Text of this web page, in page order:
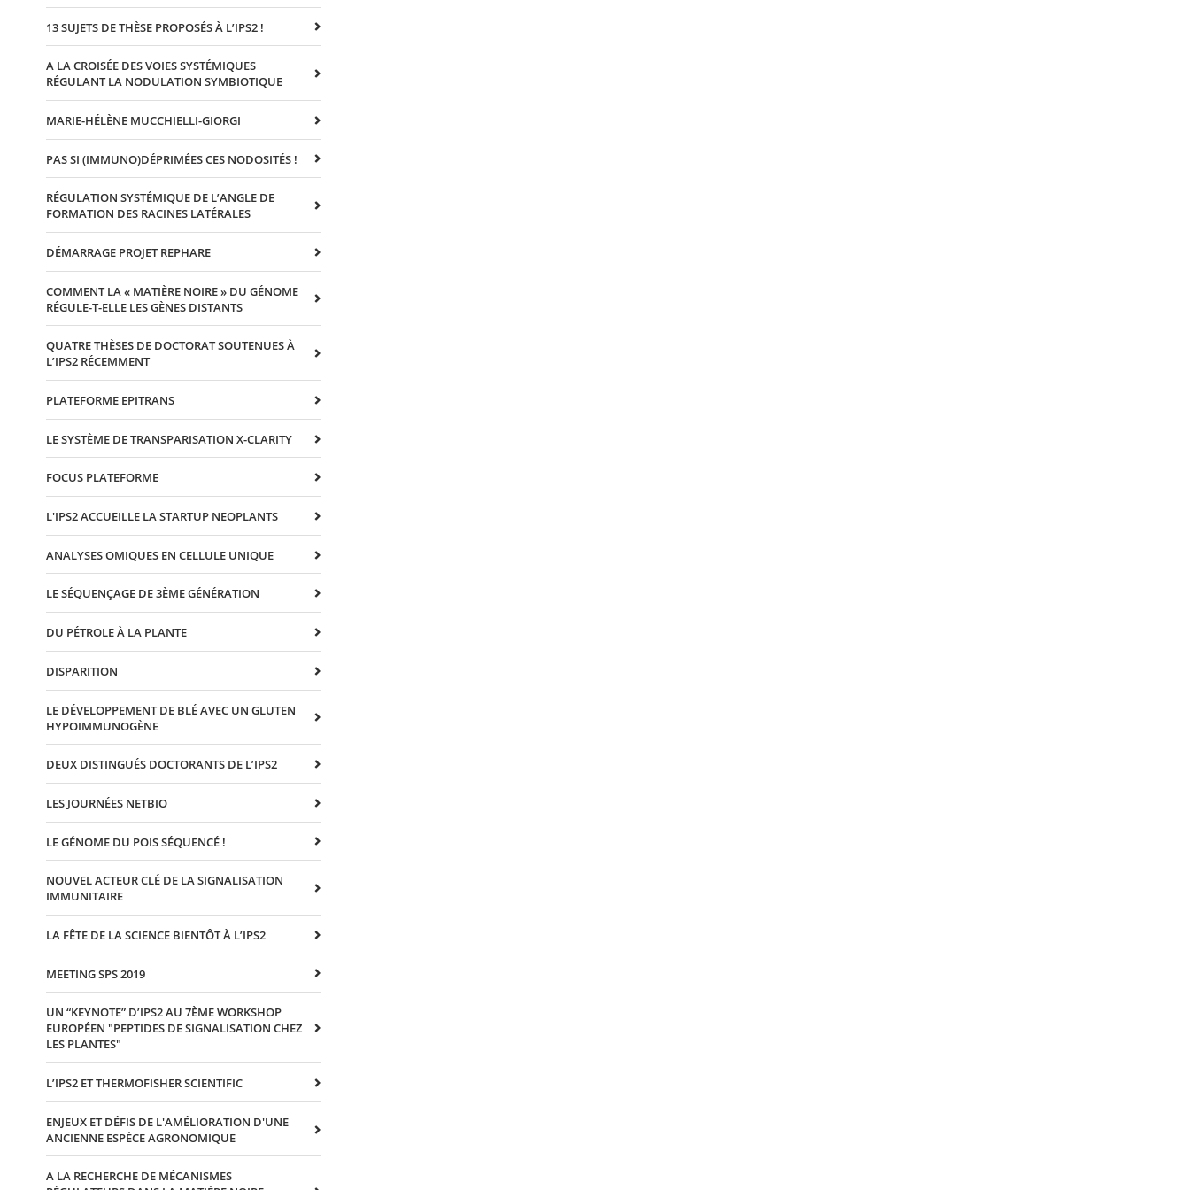
13 SUJETS DE THÈSE PROPOSÉS À L’IPS2 !
A LA CROISÉE DES VOIES SYSTÉMIQUES
RÉGULANT LA NODULATION SYMBIOTIQUE
MARIE-HÉLÈNE MUCCHIELLI-GIORGI
PAS SI (IMMUNO)DÉPRIMÉES CES NODOSITÉS !
RÉGULATION SYSTÉMIQUE DE L’ANGLE DE
FORMATION DES RACINES LATÉRALES
DÉMARRAGE PROJET REPHARE
COMMENT LA « MATIÈRE NOIRE » DU GÉNOME
RÉGULE-T-ELLE LES GÈNES DISTANTS
QUATRE THÈSES DE DOCTORAT SOUTENUES À
L’IPS2 RÉCEMMENT
PLATEFORME EPITRANS
LE SYSTÈME DE TRANSPARISATION X-CLARITY
FOCUS PLATEFORME
L'IPS2 ACCUEILLE LA STARTUP NEOPLANTS
ANALYSES OMIQUES EN CELLULE UNIQUE
LE SÉQUENÇAGE DE 3ÈME GÉNÉRATION
DU PÉTROLE À LA PLANTE
DISPARITION
LE DÉVELOPPEMENT DE BLÉ AVEC UN GLUTEN
HYPOIMMUNOGÈNE
DEUX DISTINGUÉS DOCTORANTS DE L’IPS2
LES JOURNÉES NETBIO
LE GÉNOME DU POIS SÉQUENCÉ !
NOUVEL ACTEUR CLÉ DE LA SIGNALISATION
IMMUNITAIRE
LA FÊTE DE LA SCIENCE BIENTÔT À L’IPS2
MEETING SPS 2019
UN “KEYNOTE” D’IPS2 AU 7ÈME WORKSHOP
EUROPÉEN "PEPTIDES DE SIGNALISATION CHEZ
LES PLANTES"
L’IPS2 ET THERMOFISHER SCIENTIFIC
ENJEUX ET DÉFIS DE L'AMÉLIORATION D'UNE
ANCIENNE ESPÈCE AGRONOMIQUE
A LA RECHERCHE DE MÉCANISMES